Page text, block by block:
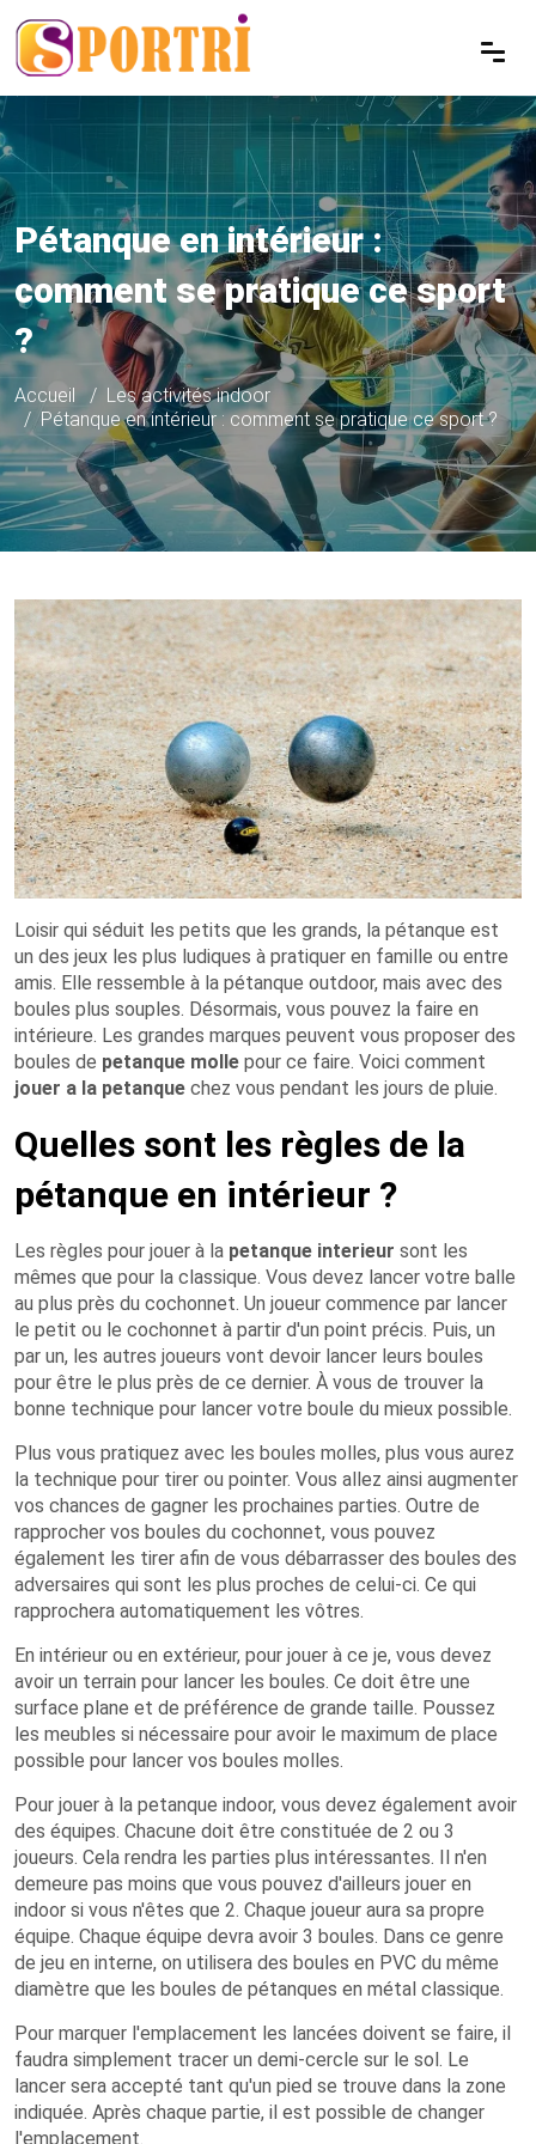
Pétanque en intérieur :
comment se pratique ce sport
?
Accueil
Les activités indoor
Pétanque en intérieur : comment se pratique ce sport ?
Loisir qui séduit les petits que les grands, la pétanque est
un des jeux les plus ludiques à pratiquer en famille ou entre
amis. Elle ressemble à la pétanque outdoor, mais avec des
boules plus souples. Désormais, vous pouvez la faire en
intérieure. Les grandes marques peuvent vous proposer des
boules de petanque molle pour ce faire. Voici comment
jouer a la petanque chez vous pendant les jours de pluie.
Quelles sont les règles de la
pétanque en intérieur ?
Les règles pour jouer à la petanque interieur sont les
mêmes que pour la classique. Vous devez lancer votre balle
au plus près du cochonnet. Un joueur commence par lancer
le petit ou le cochonnet à partir d'un point précis. Puis, un
par un, les autres joueurs vont devoir lancer leurs boules
pour être le plus près de ce dernier. À vous de trouver la
bonne technique pour lancer votre boule du mieux possible.
Plus vous pratiquez avec les boules molles, plus vous aurez
la technique pour tirer ou pointer. Vous allez ainsi augmenter
vos chances de gagner les prochaines parties. Outre de
rapprocher vos boules du cochonnet, vous pouvez
également les tirer afin de vous débarrasser des boules des
adversaires qui sont les plus proches de celui-ci. Ce qui
rapprochera automatiquement les vôtres.
En intérieur ou en extérieur, pour jouer à ce je, vous devez
avoir un terrain pour lancer les boules. Ce doit être une
surface plane et de préférence de grande taille. Poussez
les meubles si nécessaire pour avoir le maximum de place
possible pour lancer vos boules molles.
Pour jouer à la petanque indoor, vous devez également avoir
des équipes. Chacune doit être constituée de 2 ou 3
joueurs. Cela rendra les parties plus intéressantes. Il n'en
demeure pas moins que vous pouvez d'ailleurs jouer en
indoor si vous n'êtes que 2. Chaque joueur aura sa propre
équipe. Chaque équipe devra avoir 3 boules. Dans ce genre
de jeu en interne, on utilisera des boules en PVC du même
diamètre que les boules de pétanques en métal classique.
Pour marquer l'emplacement les lancées doivent se faire, il
faudra simplement tracer un demi-cercle sur le sol. Le
lancer sera accepté tant qu'un pied se trouve dans la zone
indiquée. Après chaque partie, il est possible de changer
l'emplacement.